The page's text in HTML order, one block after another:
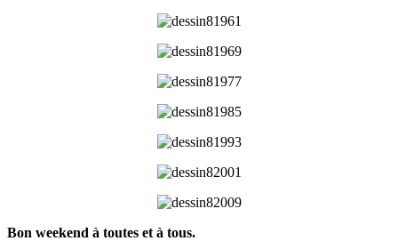
Bon weekend à toutes et à tous.